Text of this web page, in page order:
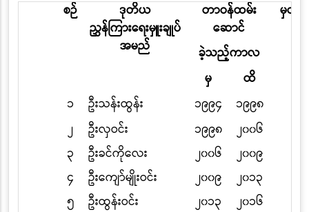
စဉ်
ဒုတိယ
ညွှန်ကြားရေးမှူးချုပ်
အမည်
တာဝန်ထမ်း
ဆောင်
ခဲ့သည့်ကာလ
မှတ်ခ
မှ
ထိ
၁
ဦးသန်းထွန်း ၁၉၉၄
၁၉၉၈
၂
ဦးလှဝင်း ၁၉၉၈
၂၀၀၆
၃
ဦးခင်ကိုလေး ၂၀၀၆
၂၀၀၉
၄
ဦးကျော်မျိုးဝင်း ၂၀၀၉
၂၀၁၃
၅
ဦးထွန်းဝင်း ၂၀၁၃
၂၀၁၆